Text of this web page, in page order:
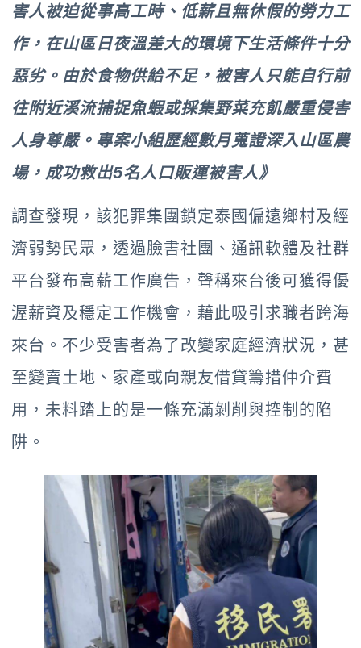
害人被迫從事高工時、低薪且無休假的勞力工
作，在山區日夜溫差大的環境下生活條件十分
惡劣。由於食物供給不足，被害人只能自行前
往附近溪流捕捉魚蝦或採集野菜充飢嚴重侵害
人身尊嚴。專案小組歷經數月蒐證深入山區農
場，成功救出5名人口販運被害人》
調查發現，該犯罪集團鎖定泰國偏遠鄉村及經
濟弱勢民眾，透過臉書社團、通訊軟體及社群
平台發布高薪工作廣告，聲稱來台後可獲得優
渥薪資及穩定工作機會，藉此吸引求職者跨海
來台。不少受害者為了改變家庭經濟狀況，甚
至變賣土地、家產或向親友借貸籌措仲介費
用，未料踏上的是一條充滿剝削與控制的陷
阱。